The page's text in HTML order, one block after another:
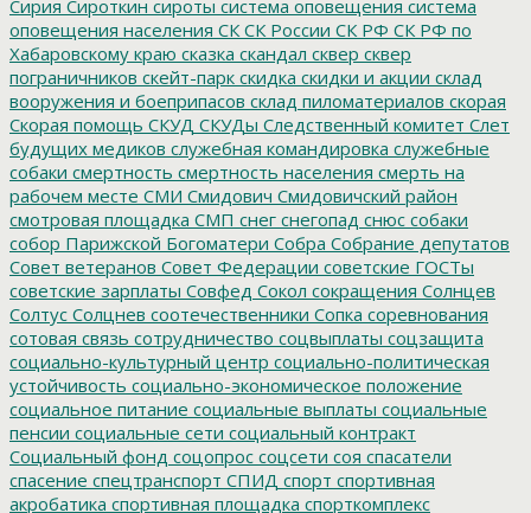
Сирия Сироткин сироты система оповещения система
оповещения населения СК СК России СК РФ СК РФ по
Хабаровскому краю сказка скандал сквер сквер
пограничников скейт-парк скидка скидки и акции склад
вооружения и боеприпасов склад пиломатериалов скорая
Скорая помощь СКУД СКУДы Следственный комитет Слет
будущих медиков служебная командировка служебные
собаки смертность смертность населения смерть на
рабочем месте СМИ Смидович Смидовичский район
смотровая площадка СМП снег снегопад снюс собаки
собор Парижской Богоматери Собра Собрание депутатов
Совет ветеранов Совет Федерации советские ГОСТы
советские зарплаты Совфед Сокол сокращения Солнцев
Солтус Солцнев соотечественники Сопка соревнования
сотовая связь сотрудничество соцвыплаты соцзащита
социально-культурный центр социально-политическая
устойчивость социально-экономическое положение
социальное питание социальные выплаты социальные
пенсии социальные сети социальный контракт
Социальный фонд соцопрос соцсети соя спасатели
спасение спецтранспорт СПИД спорт спортивная
акробатика спортивная площадка спорткомплекс